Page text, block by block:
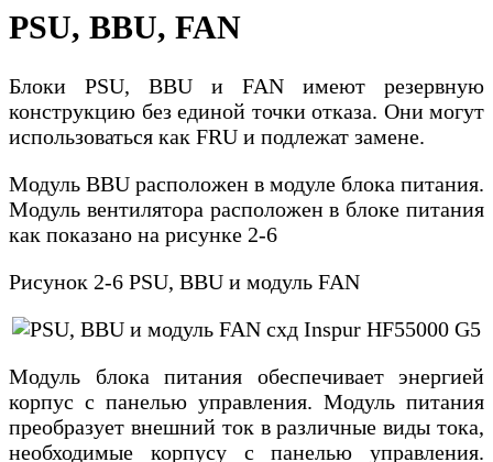
PSU, BBU, FAN
Блоки PSU, BBU и FAN имеют резервную
конструкцию без единой точки отказа. Они могут
использоваться как FRU и подлежат замене.
Модуль BBU расположен в модуле блока питания.
Модуль вентилятора расположен в блоке питания
как показано на рисунке 2-6
Рисунок 2-6 PSU, BBU и модуль FAN
Модуль блока питания обеспечивает энергией
корпус с панелью управления. Модуль питания
преобразует внешний ток в различные виды тока,
необходимые корпусу с панелью управления.